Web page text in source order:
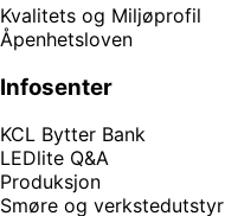
Kvalitets og Miljøprofil
Åpenhetsloven
Infosenter
KCL Bytter Bank
LEDlite Q&A
Produksjon
Smøre og verkstedutstyr